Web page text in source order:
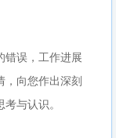
错误，工作进展
，向您作出深刻
与认识。